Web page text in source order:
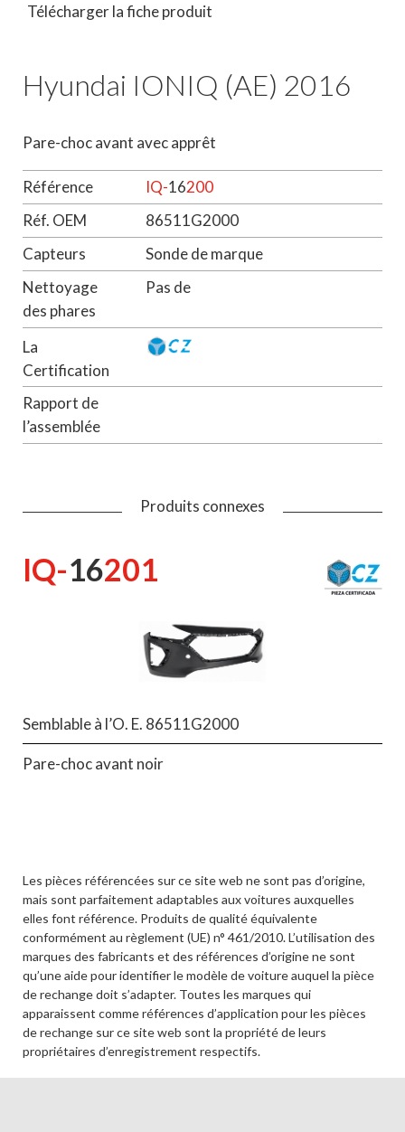
Télécharger la fiche produit
Hyundai IONIQ (AE) 2016
Pare-choc avant avec apprêt
Référence IQ-16200
Réf. OEM
86511G2000
Capteurs
Sonde de marque
Nettoyage
des phares
Pas de
La
Certification
Rapport de
l’assemblée
Produits connexes
IQ-16201
Semblable à l’O. E. 86511G2000
Pare-choc avant noir
Les pièces référencées sur ce site web ne sont pas d’origine,
mais sont parfaitement adaptables aux voitures auxquelles
elles font référence. Produits de qualité équivalente
conformément au règlement (UE) n° 461/2010. L’utilisation des
marques des fabricants et des références d’origine ne sont
qu’une aide pour identifier le modèle de voiture auquel la pièce
de rechange doit s’adapter. Toutes les marques qui
apparaissent comme références d’application pour les pièces
de rechange sur ce site web sont la propriété de leurs
propriétaires d’enregistrement respectifs.